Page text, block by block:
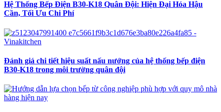
Hệ Thống Bếp Điện B30-K18 Quân Đội: Hiện Đại Hóa Hậu
Cần, Tối Ưu Chi Phí
Đánh giá chi tiết hiệu suất nấu nướng của hệ thống bếp điện
B30-K18 trong môi trường quân đội